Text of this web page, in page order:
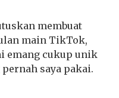
membuat
main TikTok,
emang cukup unik
saya pakai.